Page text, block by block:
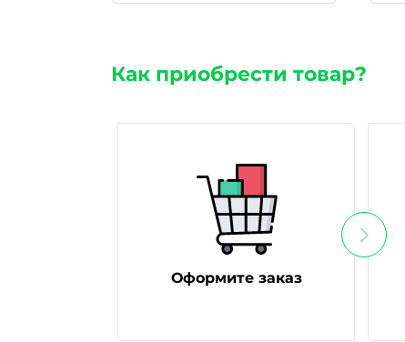
Как приобрести товар?
Оформите заказ